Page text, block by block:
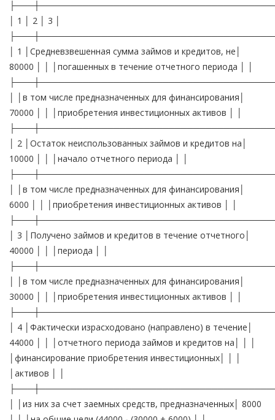
│ 1 │ 2 │ 3 │
│ 1 │Средневзвешенная сумма займов и кредитов, не│
80000 │ │ │погашенных в течение отчетного периода │ │
│ │в том числе предназначенных для финансирования│
70000 │ │ │приобретения инвестиционных активов │ │
│ 2 │Остаток неиспользованных займов и кредитов на│
10000 │ │ │начало отчетного периода │ │
│ │в том числе предназначенных для финансирования│
6000 │ │ │приобретения инвестиционных активов │ │
│ 3 │Получено займов и кредитов в течение отчетного│
40000 │ │ │периода │ │
│ │в том числе предназначенных для финансирования│
30000 │ │ │приобретения инвестиционных активов │ │
│ 4 │Фактически израсходовано (направлено) в течение│
44000 │ │ │отчетного периода займов и кредитов на│ │ │
│финансирование приобретения инвестиционных│ │ │
│активов │ │
│ │из них за счет заемных средств, предназначенных│ 8000